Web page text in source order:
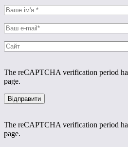
The reCAPTCHA verification period
page.
The reCAPTCHA verification period
page.